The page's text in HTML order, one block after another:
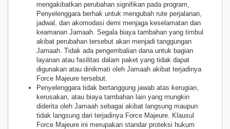
mengakibatkan perubahan signifikan pada program,
Penyelenggara berhak untuk mengubah rute perjalanan,
jadwal, dan akomodasi demi menjaga keselamatan dan
keamanan Jamaah. Segala biaya tambahan yang timbul
akibat perubahan tersebut akan menjadi tanggungan
Jamaah. Tidak ada pengembalian dana untuk bagian
layanan atau fasilitas dalam paket yang tidak dapat
digunakan atau dinikmati oleh Jamaah akibat terjadinya
Force Majeure tersebut.
Penyelenggara tidak bertanggung jawab atas kerugian,
kerusakan, atau biaya tambahan lain yang mungkin
diderita oleh Jamaah sebagai akibat langsung maupun
tidak langsung dari terjadinya Force Majeure. Klausul
Force Majeure ini merupakan standar proteksi hukum